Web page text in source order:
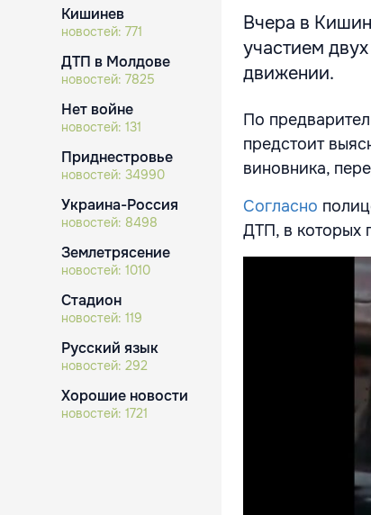
Кишинев
новостей: 771
ДТП в Молдове
новостей: 7825
Нет войне
новостей: 131
Приднестровье
новостей: 34990
Украина-Россия
новостей: 8498
Землетрясение
новостей: 1010
Стадион
новостей: 119
Русский язык
новостей: 292
Хорошие новости
новостей: 1721
Вчера в
участием
движении.
По
предстоит
виновника,
Согласно
ДТП, в которых